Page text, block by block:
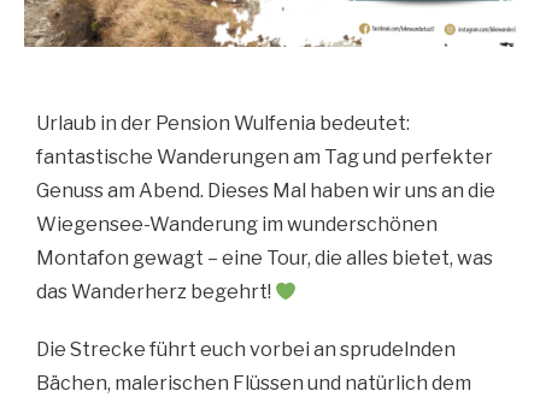
Urlaub in der Pension Wulfenia bedeutet:
fantastische Wanderungen am Tag und perfekter
Genuss am Abend. Dieses Mal haben wir uns an die
Wiegensee-Wanderung im wunderschönen
Montafon gewagt – eine Tour, die alles bietet, was
das Wanderherz begehrt!
Die Strecke führt euch vorbei an sprudelnden
Bächen, malerischen Flüssen und natürlich dem